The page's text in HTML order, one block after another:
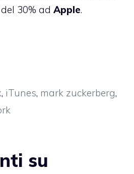
30% ad Apple.
, iTunes, mark zuckerberg,
su